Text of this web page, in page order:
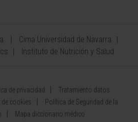
Cima Universidad de Navarra
Instituto de Nutrición y Salud
de privacidad
Tratamiento datos
cookies
Política de Seguridad de la
Mapa diccionario médico